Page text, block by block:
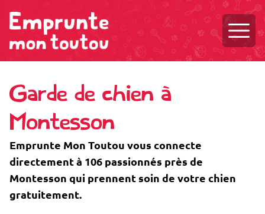
Garde de chien à
Montesson
Emprunte Mon Toutou vous connecte
directement à 106 passionnés près de
Montesson qui prennent soin de votre chien
gratuitement.